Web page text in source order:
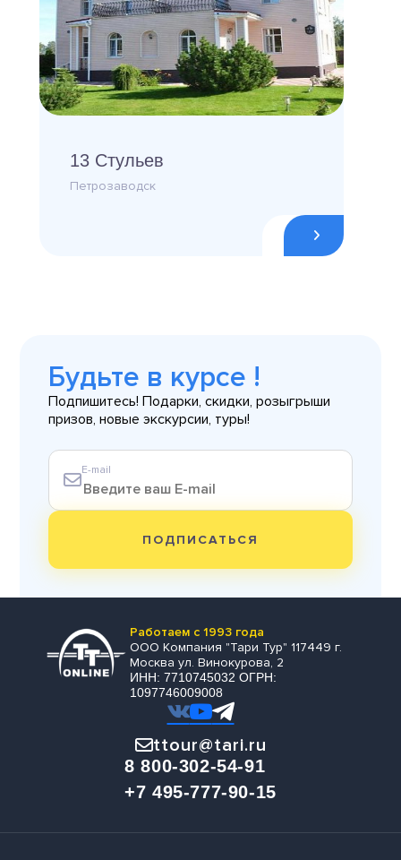
13 Стульев
Петрозаводск
Будьте в курсе !
Подпишитесь! Подарки, скидки, розыгрыши
призов, новые экскурсии, туры!
E-mail
ПОДПИСАТЬСЯ
Работаем с 1993 года
ООО Компания "Тари Тур" 117449 г.
Москва ул. Винокурова, 2
ИНН: 7710745032 ОГРН:
1097746009008
ttour@tari.ru
8 800-302-54-91
+7 495-777-90-15